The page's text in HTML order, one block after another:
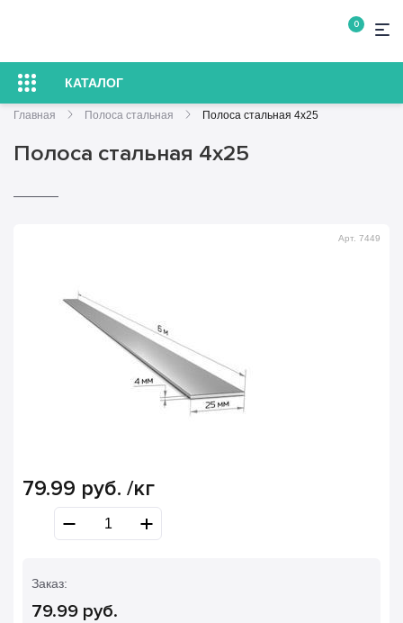
0
КАТАЛОГ
Главная Полоса стальная Полоса стальная 4х25
Полоса стальная 4х25
Арт. 7449
79.99 руб. /кг
Заказ:
79.99 руб.